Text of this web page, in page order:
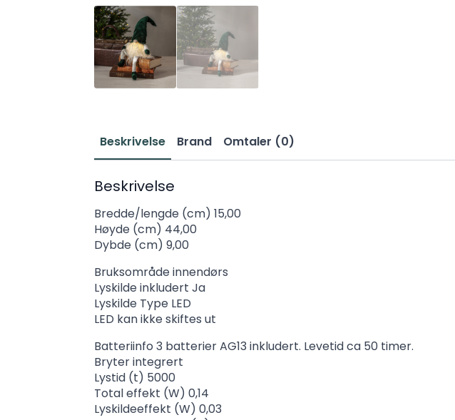
Beskrivelse Brand Omtaler (0)
Beskrivelse
Bredde/lengde (cm) 15,00
Høyde (cm) 44,00
Dybde (cm) 9,00
Bruksområde innendørs
Lyskilde inkludert Ja
Lyskilde Type LED
LED kan ikke skiftes ut
Batteriinfo 3 batterier AG13 inkludert. Levetid ca 50 timer.
Bryter integrert
Lystid (t) 5000
Total effekt (W) 0,14
Lyskildeeffekt (W) 0,03